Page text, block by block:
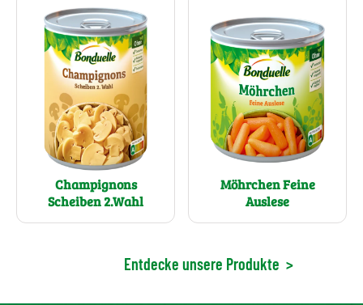
Champignons
Scheiben 2.Wahl
Möhrchen Feine
Auslese
Entdecke unsere Produkte >